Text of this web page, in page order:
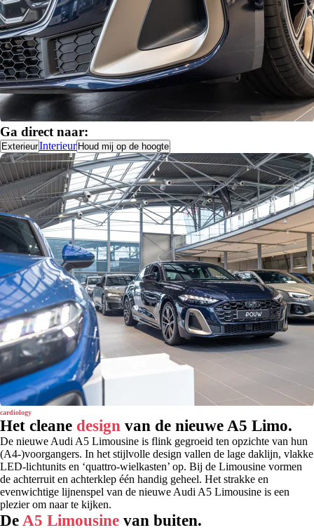
Ga direct naar:
ExterieurInterieur Houd mij op de hoogte
cardiology
Het cleane design van de nieuwe A5 Limo.
De nieuwe Audi A5 Limousine is flink gegroeid ten opzichte van hun
(A4-)voorgangers. In het stijlvolle design vallen de lage daklijn, vlakke
LED-lichtunits en ‘quattro-wielkasten’ op. Bij de Limousine vormen
de achterruit en achterklep één handig geheel. Het strakke en
evenwichtige lijnenspel van de nieuwe Audi A5 Limousine is een
plezier om naar te kijken.
De A5 Limousine van buiten.